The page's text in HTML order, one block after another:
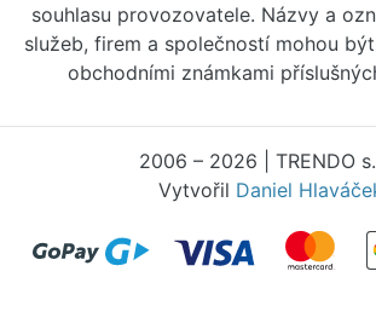
souhlasu provozovatele. Názvy a
služeb, firem a společností mohou
obchodními známkami
2006 – 2026 | TRENDO
Vytvořil Daniel